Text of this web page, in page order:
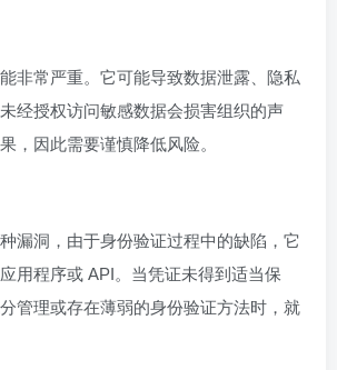
非常严重。它可能导致数据泄露、隐私
经授权访问敏感数据会损害组织的声
，因此需要谨慎降低风险。
漏洞，由于身份验证过程中的缺陷，它
用程序或 API。当凭证未得到适当保
管理或存在薄弱的身份验证方法时，就